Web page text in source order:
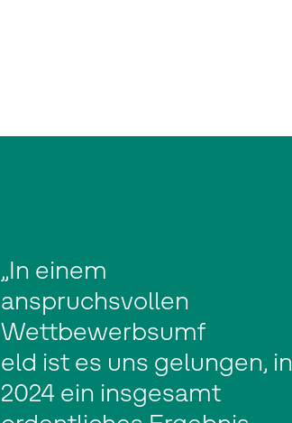
„In einem
anspruchsvollen
Wettbewerbsumf
eld ist es uns gelungen, in
2024 ein insgesamt